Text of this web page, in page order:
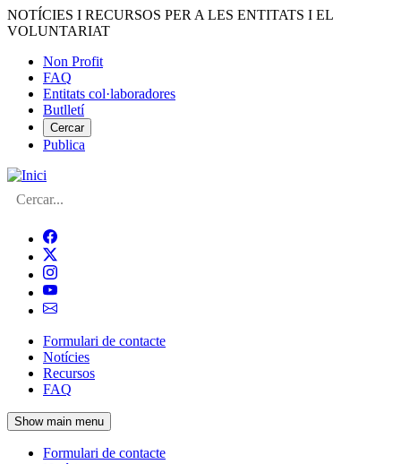
Vés
al
NOTÍCIES I RECURSOS PER A LES ENTITATS I EL
VOLUNTARIAT
Menú
del
compte
d'usuari
Non Profit
FAQ
Entitats col·laboradores
Butlletí
Cercar
Publica
Cerca
Navegació
principal
de
l'encapçalament
Formulari de contacte
Notícies
Recursos
FAQ
Show main menu
Formulari de contacte